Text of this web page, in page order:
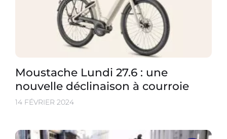
Moustache Lundi 27.6 : une
nouvelle déclinaison à courroie
14 FÉVRIER 2024